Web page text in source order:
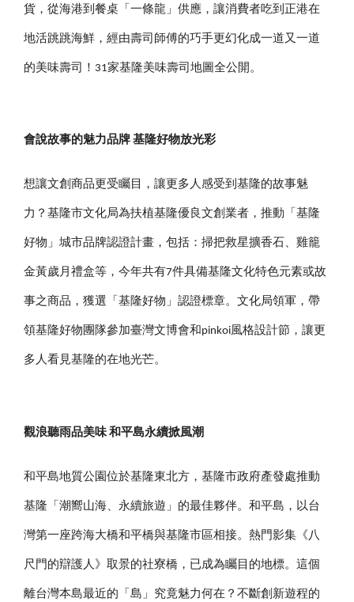
貨，從海港到餐桌「一條龍」供應，讓消費者吃到正港在
地活跳跳海鮮，經由壽司師傅的巧手更幻化成一道又一道
的美味壽司！31家基隆美味壽司地圖全公開。
會說故事的魅力品牌 基隆好物放光彩
想讓文創商品更受矚目，讓更多人感受到基隆的故事魅
力？基隆市文化局為扶植基隆優良文創業者，推動「基隆
好物」城市品牌認證計畫，包括：掃把救星擴香石、雞籠
金黃歲月禮盒等，今年共有7件具備基隆文化特色元素或故
事之商品，獲選「基隆好物」認證標章。文化局領軍，帶
領基隆好物團隊參加臺灣文博會和pinkoi風格設計節，讓更
多人看見基隆的在地光芒。
觀浪聽雨品美味 和平島永續掀風潮
和平島地質公園位於基隆東北方，基隆市政府產發處推動
基隆「潮嚮山海、永續旅遊」的最佳夥伴。和平島，以台
灣第一座跨海大橋和平橋與基隆市區相接。熱門影集《八
尺門的辯護人》取景的社寮橋，已成為矚目的地標。這個
離台灣本島最近的「島」究竟魅力何在？不斷創新遊程的